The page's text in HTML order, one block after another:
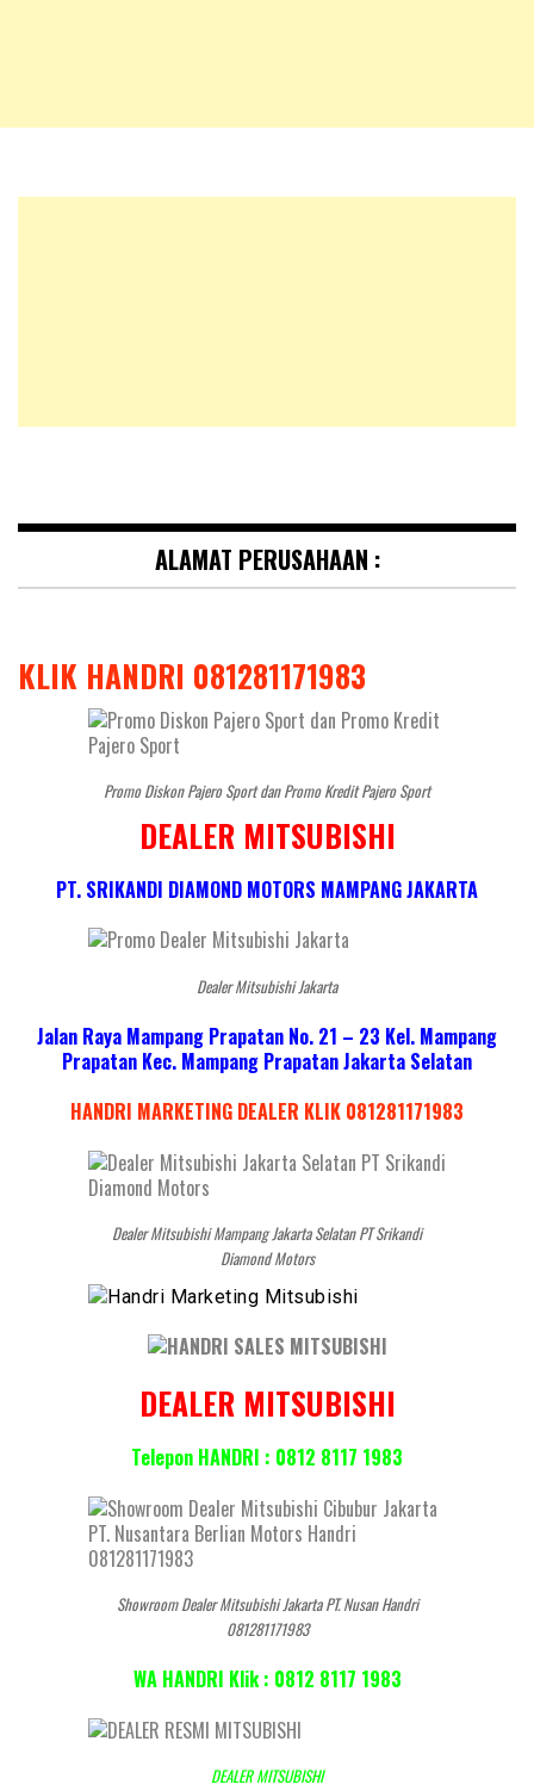
ALAMAT PERUSAHAAN :
KLIK HANDRI 081281171983
Promo Diskon Pajero Sport dan Promo Kredit Pajero Sport
DEALER MITSUBISHI
PT. SRIKANDI DIAMOND MOTORS MAMPANG JAKARTA
Dealer Mitsubishi Jakarta
Jalan Raya Mampang Prapatan No. 21 – 23 Kel. Mampang
Prapatan Kec. Mampang Prapatan Jakarta Selatan
HANDRI MARKETING DEALER KLIK 081281171983
Dealer Mitsubishi Mampang Jakarta Selatan PT Srikandi
Diamond Motors
DEALER MITSUBISHI
Telepon HANDRI : 0812 8117 1983
Showroom Dealer Mitsubishi Jakarta PT. Nusan Handri
081281171983
WA HANDRI Klik : 0812 8117 1983
DEALER MITSUBISHI